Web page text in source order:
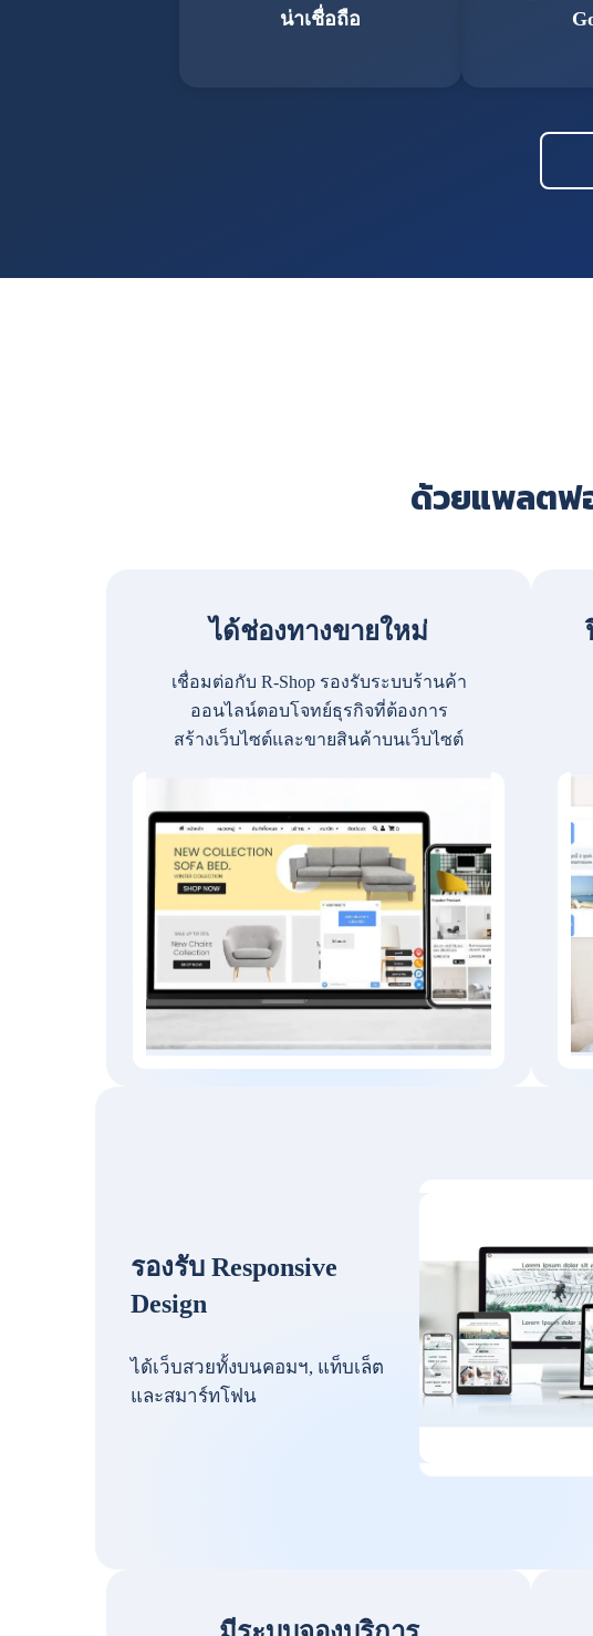
น่าเชื่อถือ
ด้วยแพลตฟ
ได้ช่องทางขายใหม่
เชื่อมต่อกับ R-Shop รองรับระบบร้านค้า
ออนไลน์ตอบโจทย์ธุรกิจที่ต้องการ
สร้างเว็บไซต์และขายสินค้าบนเว็บไซต์
รองรับ Responsive
Design
ได้เว็บสวยทั้งบนคอมฯ, แท็บเล็ต
และสมาร์ทโฟน